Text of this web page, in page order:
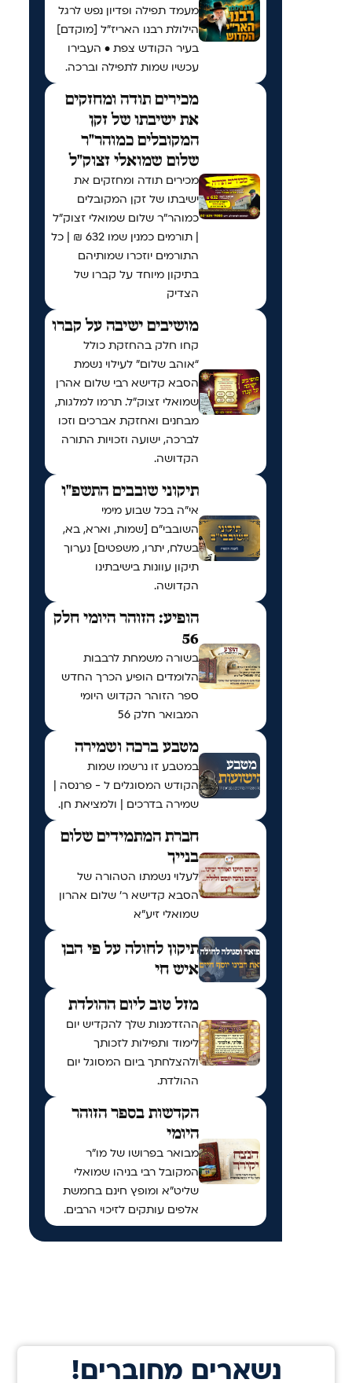
מעמד תפילה ופדיון נפש לרגל
הילולת רבנו האריז"ל [מוקדם]
בעיר הקודש צפת • העבירו
עכשיו שמות לתפילה וברכה.
מכירים תודה ומחזקים
את ישיבתו של זקן
המקובלים כמוהר"ר
שלום שמואלי זצוק"ל
מכירים תודה ומחזקים את
ישיבתו של זקן המקובלים
כמוהר"ר שלום שמואלי זצוק"ל
| תורמים כמנין שמו 632 ₪ | כל
התורמים יוזכרו שמותיהם
בתיקון מיוחד על קברו של
הצדיק
מושיבים ישיבה על קברו
קחו חלק בהחזקת כולל
“אוהב שלום” לעילוי נשמת
הסבא קדישא רבי שלום אהרן
שמואלי זצוק״ל. תרמו למלגות,
מבחנים ואחזקת אברכים וזכו
לברכה, ישועה וזכויות התורה
הקדושה.
תיקוני שובבים התשפ"ו
אי"ה בכל שבוע מימי
השובבי"ם [שמות, וארא, בא,
בשלח, יתרו, משפטים] נערוך
תיקון עוונות בישיבתינו
הקדושה.
הופיע: הזוהר היומי חלק
56
בשורה משמחת לרבבות
הלומדים הופיע הכרך החדש
ספר הזוהר הקדוש היומי
המבואר חלק 56
מטבע ברכה ושמירה
במטבע זו נרשמו שמות
הקודש המסוגלים ל - פרנסה |
שמירה בדרכים | ולמציאת חן.
חברת המתמידים שלום
בנייך
לעלוי נשמתו הטהורה של
הסבא קדישא ר' שלום אהרון
שמואלי זיע"א
תיקון לחולה על פי הבן
איש חי
מזל טוב ליום ההולדת
ההזדמנות שלך להקדיש יום
לימוד ותפילות לזכותך
ולהצלחתך ביום המסוגל יום
ההולדת.
הקדשות בספר הזוהר
היומי
מבואר בפרושו של מו"ר
המקובל רבי בניהו שמואלי
שליט"א ומופץ חינם בחמשת
אלפים עותקים לזיכוי הרבים.
!נשארים מחוברים